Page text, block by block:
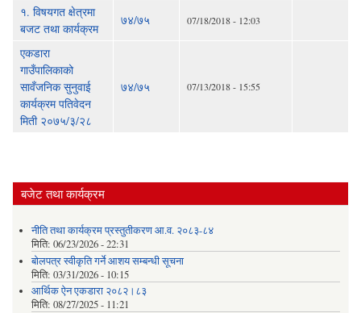
१. विषयगत क्षेत्रमा
बजट तथा कार्यक्रम
७४/७५ 07/18/2018 - 12:03
एकडारा
गाउँपालिकाको
सावँजनिक सुनुवाई
कार्यक्रम पतिवेदन
मिती २०७५/३/२८
७४/७५ 07/13/2018 - 15:55
बजेट तथा कार्यक्रम
नीति तथा कार्यक्रम प्रस्तुतीकरण आ.व. २०८३-८४
मिति: 06/23/2026 - 22:31
बोलपत्र स्वीकृति गर्ने आशय सम्बन्धी सूचना
मिति: 03/31/2026 - 10:15
आर्थिक ऐन एकडारा २०८२।८३
मिति: 08/27/2025 - 11:21